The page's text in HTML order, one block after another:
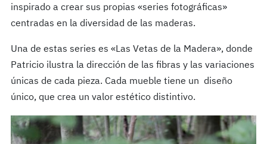
inspirado a crear sus propias «series fotográficas»
centradas en la diversidad de las maderas.
Una de estas series es «Las Vetas de la Madera», donde
Patricio ilustra la dirección de las fibras y las variaciones
únicas de cada pieza. Cada mueble tiene un diseño
único, que crea un valor estético distintivo.